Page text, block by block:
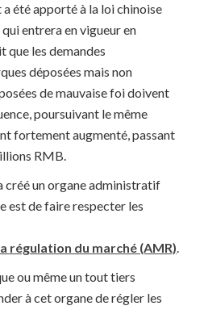
a été apporté à la loi chinoise
entrera en vigueur en
les demandes
déposées mais non
de mauvaise foi doivent
poursuivant le même
fortement augmenté, passant
RMB.
créé un organe administratif
est de faire respecter les
régulation du marché (AMR).
ou même un tout tiers
à cet organe de régler les